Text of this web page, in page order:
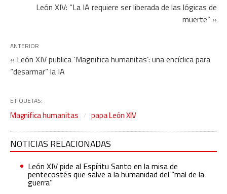
León XIV: “La IA requiere ser liberada de las lógicas de
muerte” »
ANTERIOR
« León XIV publica ‘Magnifica humanitas’: una encíclica para
“desarmar” la IA
ETIQUETAS:
Magnifica humanitas papa León XIV
NOTICIAS RELACIONADAS
León XIV pide al Espíritu Santo en la misa de
pentecostés que salve a la humanidad del “mal de la
guerra”